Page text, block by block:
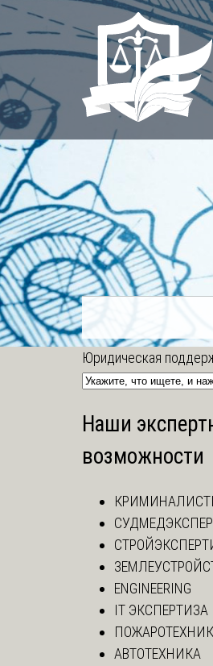
Skip
to
content
Юридическая
Наши
возможности
ENGINEERING
IT ЭКСПЕРТИЗА
АВТОТЕХНИКА